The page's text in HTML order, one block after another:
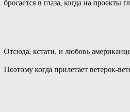
бросается в глаза, когда на
Отсюда, кстати, и любовь
Поэтому когда прилетает ветерок-